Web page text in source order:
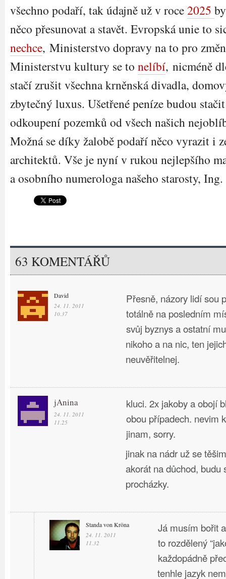
všechno podaří, tak údajně už v roce2025
něco přesunovat a stavět. Evropská unie to
nechce, Ministerstvo dopravy na to pro
Ministerstvu kultury se to nelíbí, nicméně
stačí zrušit všechna krněnská divadla,
zbytečný luxus. Ušetřené peníze budou
odkoupení pozemků od všech našich
Možná se díky žalobě podaří něco vyrazit i
architektů. Vše je nyní v rukou nejlepšího
a osobního numerologa našeho starosty,
63 KOMENTÁŘŮ
David
24. 11. 2011
10.37
Přesně, názory lidí sou
totálně na posledním
svůj byznys a ostatní
nikoho a na nic, ten
neuvěřitelnej.
jAnina
24. 11. 2011
11.25
kluci. 2x jakoby a obojí
obou případech. nevim
jinam, sorry.
jinak na nádr už se
akorát na důchod, budu
procházky.
Standa von Kröna
24. 11. 2011
11.32
Já musím bořit
to rozdělený
každopádně
tenhle jazyk